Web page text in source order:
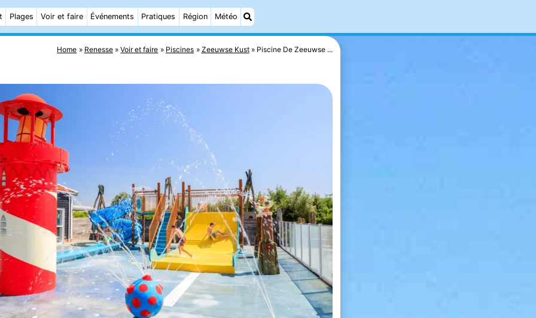
Plages Voir et faire Événements Pratiques Région Météo
Home Renesse Voir et faire Piscines Zeeuwse Kust Piscine De Zeeuwse ...